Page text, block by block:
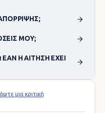
ΜΟΥ;
Η ΑΊΤΗΣΗ ΈΧΕΙ
μια κριτική